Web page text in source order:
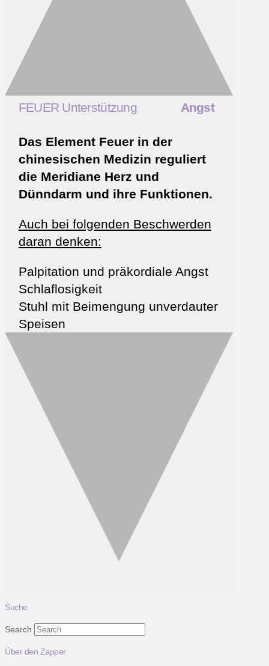
FEUER UnterstützungAngst
Das Element Feuer in der
chinesischen Medizin reguliert
die Meridiane Herz und
Dünndarm und ihre Funktionen.
Auch bei folgenden Beschwerden
daran denken:
Palpitation und präkordiale Angst
Schlaflosigkeit
Stuhl mit Beimengung unverdauter
Speisen
Suche
Search
Über den Zapper